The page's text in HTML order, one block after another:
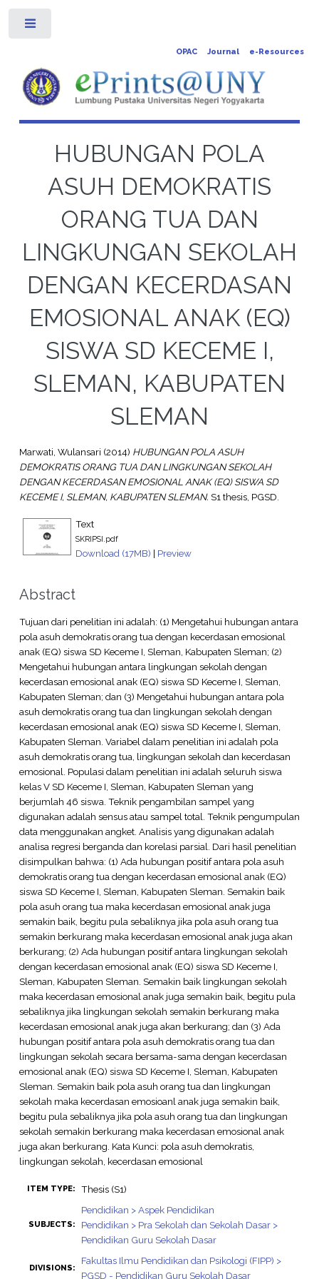
OPAC Journal e-Resources
HUBUNGAN POLA
ASUH DEMOKRATIS
ORANG TUA DAN
LINGKUNGAN SEKOLAH
DENGAN KECERDASAN
EMOSIONAL ANAK (EQ)
SISWA SD KECEME I,
SLEMAN, KABUPATEN
SLEMAN
Marwati, Wulansari (2014) HUBUNGAN POLA ASUH
DEMOKRATIS ORANG TUA DAN LINGKUNGAN SEKOLAH
DENGAN KECERDASAN EMOSIONAL ANAK (EQ) SISWA SD
KECEME I, SLEMAN, KABUPATEN SLEMAN. S1 thesis, PGSD.
Text
SKRIPSI.pdf
Download (17MB) | Preview
Abstract
Tujuan dari penelitian ini adalah: (1) Mengetahui hubungan antara
pola asuh demokratis orang tua dengan kecerdasan emosional
anak (EQ) siswa SD Keceme I, Sleman, Kabupaten Sleman; (2)
Mengetahui hubungan antara lingkungan sekolah dengan
kecerdasan emosional anak (EQ) siswa SD Keceme I, Sleman,
Kabupaten Sleman; dan (3) Mengetahui hubungan antara pola
asuh demokratis orang tua dan lingkungan sekolah dengan
kecerdasan emosional anak (EQ) siswa SD Keceme I, Sleman,
Kabupaten Sleman. Variabel dalam penelitian ini adalah pola
asuh demokratis orang tua, lingkungan sekolah dan kecerdasan
emosional. Populasi dalam penelitian ini adalah seluruh siswa
kelas V SD Keceme I, Sleman, Kabupaten Sleman yang
berjumlah 46 siswa. Teknik pengambilan sampel yang
digunakan adalah sensus atau sampel total. Teknik pengumpulan
data menggunakan angket. Analisis yang digunakan adalah
analisa regresi berganda dan korelasi parsial. Dari hasil penelitian
disimpulkan bahwa: (1) Ada hubungan positif antara pola asuh
demokratis orang tua dengan kecerdasan emosional anak (EQ)
siswa SD Keceme I, Sleman, Kabupaten Sleman. Semakin baik
pola asuh orang tua maka kecerdasan emosional anak juga
semakin baik, begitu pula sebaliknya jika pola asuh orang tua
semakin berkurang maka kecerdasan emosional anak juga akan
berkurang; (2) Ada hubungan positif antara lingkungan sekolah
dengan kecerdasan emosional anak (EQ) siswa SD Keceme I,
Sleman, Kabupaten Sleman. Semakin baik lingkungan sekolah
maka kecerdasan emosional anak juga semakin baik, begitu pula
sebaliknya jika lingkungan sekolah semakin berkurang maka
kecerdasan emosional anak juga akan berkurang; dan (3) Ada
hubungan positif antara pola asuh demokratis orang tua dan
lingkungan sekolah secara bersama-sama dengan kecerdasan
emosional anak (EQ) siswa SD Keceme I, Sleman, Kabupaten
Sleman. Semakin baik pola asuh orang tua dan lingkungan
sekolah maka kecerdasan emosioanl anak juga semakin baik,
begitu pula sebaliknya jika pola asuh orang tua dan lingkungan
sekolah semakin berkurang maka kecerdasan emosional anak
juga akan berkurang. Kata Kunci: pola asuh demokratis,
lingkungan sekolah, kecerdasan emosional
ITEM TYPE: Thesis (S1)
SUBJECTS:
Pendidikan > Aspek Pendidikan
Pendidikan > Pra Sekolah dan Sekolah Dasar >
Pendidikan Guru Sekolah Dasar
DIVISIONS:
Fakultas Ilmu Pendidikan dan Psikologi (FIPP) >
PGSD - Pendidikan Guru Sekolah Dasar